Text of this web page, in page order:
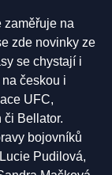
zaměřuje na
zde novinky ze
se chystají i
českou i
UFC,
či Bellator.
bojovníků
Pudilová,